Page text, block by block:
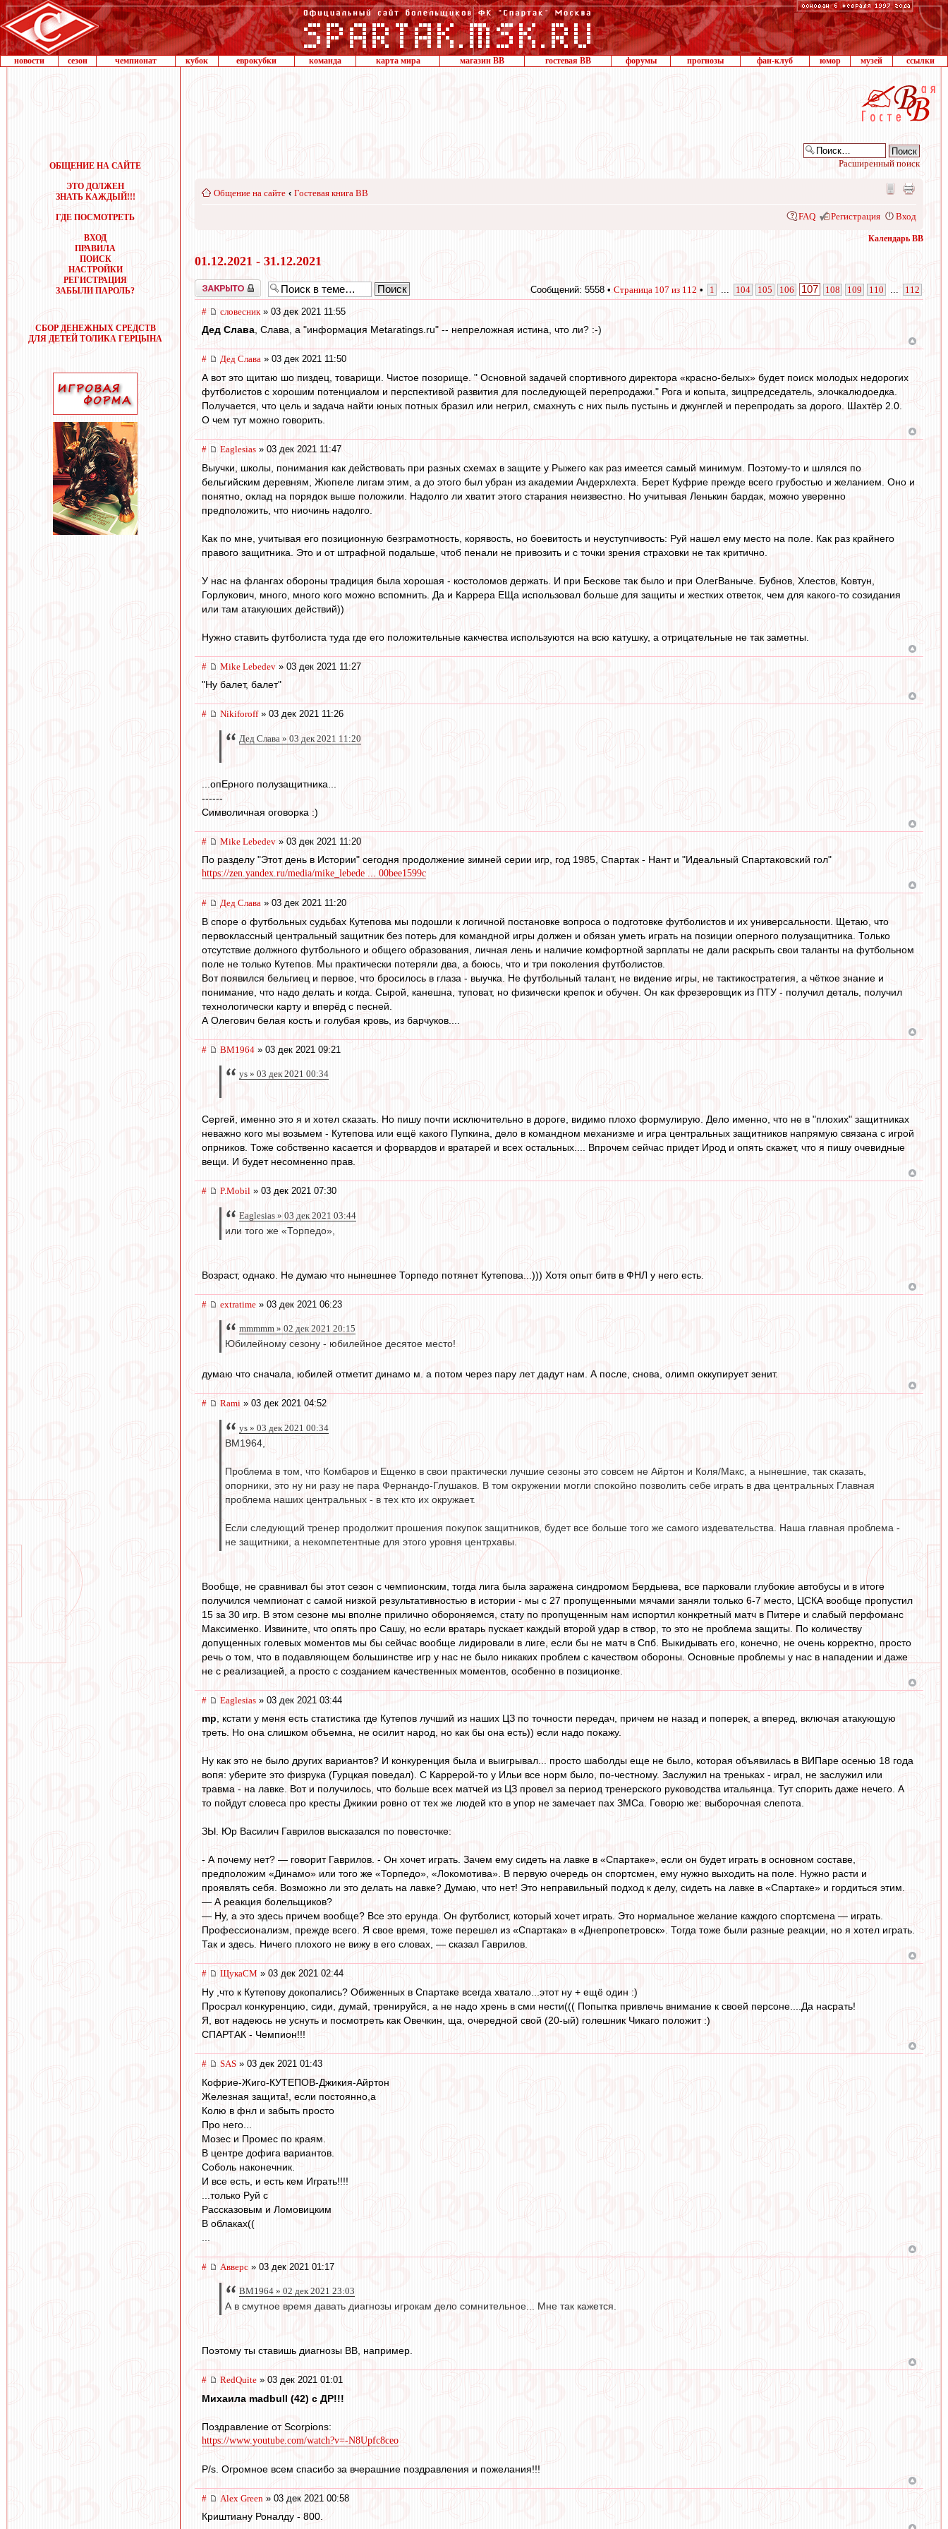
новости сезон чемпионат кубок еврокубки команда карта мира магазин ВВ гостевая ВВ форумы прогнозы фан-клуб юмор музей ссылки
ОБЩЕНИЕ НА САЙТЕ
ЭТО ДОЛЖЕН
ЗНАТЬ КАЖДЫЙ!!!
ГДЕ ПОСМОТРЕТЬ
ВХОД
ПРАВИЛА
ПОИСК
НАСТРОЙКИ
РЕГИСТРАЦИЯ
ЗАБЫЛИ ПАРОЛЬ?
СБОР ДЕНЕЖНЫХ СРЕДСТВ
ДЛЯ ДЕТЕЙ ТОЛИКА ГЕРЦЫНА
Расширенный поиск
Общение на сайте ‹ Гостевая книга ВВ
FAQ Регистрация Вход
Календарь ВВ
01.12.2021 - 31.12.2021
Закрыто Сообщений: 5558 • Страница 107 из 112 • 1 104 105 106 107 108 109 110 112
# словесник » 03 дек 2021 11:55
Дед Слава, Слава, а "информация Metaratings.ru" -- непреложная истина, что ли? :-)
# Дед Слава » 03 дек 2021 11:50
А вот это щитаю шо пиздец, товарищи. Чистое позорище. " Основной задачей спортивного директора «красно-белых» будет поиск молодых недорогих
футболистов с хорошим потенциалом и перспективой развития для последующей перепродажи." Рога и копыта, зицпредседатель, элочкалюдоедка.
Получается, что цель и задача найти юных потных бразил или негрил, смахнуть с них пыль пустынь и джунглей и перепродать за дорого. Шахтёр 2.0.
О чем тут можно говорить.
# Eaglesias » 03 дек 2021 11:47
Выучки, школы, понимания как действовать при разных схемах в защите у Рыжего как раз имеется самый минимум. Поэтому-то и шлялся по
бельгийским деревням, Жюпеле лигам этим, а до этого был убран из академии Андерхлехта. Берет Куфрие прежде всего грубостью и желанием. Оно и
понятно, оклад на порядок выше положили. Надолго ли хватит этого старания неизвестно. Но учитывая Ленькин бардак, можно уверенно
предположить, что ниочинь надолго.
Как по мне, учитывая его позиционную безграмотность, корявость, но боевитость и неуступчивость: Руй нашел ему место на поле. Как раз крайнего
правого защитника. Это и от штрафной подальше, чтоб пенали не привозить и с точки зрения страховки не так критично.
У нас на флангах обороны традиция была хорошая - костоломов держать. И при Бескове так было и при ОлегВаныче. Бубнов, Хлестов, Ковтун,
Горлукович, много, много кого можно вспомнить. Да и Каррера ЕЩа использовал больше для защиты и жестких ответок, чем для какого-то созидания
или там атакуюших действий))
Нужно ставить футболиста туда где его положительные какчества используются на всю катушку, а отрицательные не так заметны.
# Mike Lebedev » 03 дек 2021 11:27
"Ну балет, балет"
# Nikiforoff» 03 дек 2021 11:26
Дед Слава » 03 дек 2021 11:20
...опЕрного полузащитника...
------
Символичная оговорка :)
# Mike Lebedev » 03 дек 2021 11:20
По разделу "Этот день в Истории" сегодня продолжение зимней серии игр, год 1985, Спартак - Нант и "Идеальный Спартаковский гол"
https://zen.yandex.ru/media/mike_lebede ... 00bee1599c
# Дед Слава » 03 дек 2021 11:20
В споре о футбольных судьбах Кутепова мы подошли к логичной постановке вопроса о подготовке футболистов и их универсальности. Щетаю, что
первоклассный центральный защитник без потерь для командной игры должен и обязан уметь играть на позиции оперного полузащитника. Только
отсутствие должного футбольного и общего образования, личная лень и наличие комфортной зарплаты не дали раскрыть свои таланты на футбольном
поле не только Кутепов. Мы практически потеряли два, а боюсь, что и три поколения футболистов.
Вот появился бельгиец и первое, что бросилось в глаза - выучка. Не футбольный талант, не видение игры, не тактикостратегия, а чёткое знание и
понимание, что надо делать и когда. Сырой, канешна, туповат, но физически крепок и обучен. Он как фрезеровщик из ПТУ - получил деталь, получил
технологически карту и вперёд с песней.
А Олегович белая кость и голубая кровь, из барчуков....
# BM1964 » 03 дек 2021 09:21
ys » 03 дек 2021 00:34
Сергей, именно это я и хотел сказать. Но пишу почти исключительно в дороге, видимо плохо формулирую. Дело именно, что не в "плохих" защитниках
неважно кого мы возьмем - Кутепова или ещё какого Пупкина, дело в командном механизме и игра центральных защитников напрямую связана с игрой
опрников. Тоже собственно касается и форвардов и вратарей и всех остальных.... Впрочем сейчас придет Ирод и опять скажет, что я пишу очевидные
вещи. И будет несомненно прав.
# P.Mobil » 03 дек 2021 07:30
Eaglesias » 03 дек 2021 03:44
или того же «Торпедо»,
Возраст, однако. Не думаю что нынешнее Торпедо потянет Кутепова...))) Хотя опыт битв в ФНЛ у него есть.
# extratime » 03 дек 2021 06:23
mmmmm » 02 дек 2021 20:15
Юбилейному сезону - юбилейное десятое место!
думаю что сначала, юбилей отметит динамо м. а потом через пару лет дадут нам. А после, снова, олимп оккупирует зенит.
# Rami » 03 дек 2021 04:52
ys » 03 дек 2021 00:34
BM1964,
Проблема в том, что Комбаров и Ещенко в свои практически лучшие сезоны это совсем не Айртон и Коля/Макс, а нынешние, так сказать,
опорники, это ну ни разу не пара Фернандо-Глушаков. В том окружении могли спокойно позволить себе играть в два центральных Главная
проблема наших центральных - в тех кто их окружает.
Если следующий тренер продолжит прошения покупок защитников, будет все больше того же самого издевательства. Наша главная проблема -
не защитники, а некомпетентные для этого уровня центрхавы.
Вообще, не сравнивал бы этот сезон с чемпионским, тогда лига была заражена синдромом Бердыева, все парковали глубокие автобусы и в итоге
получился чемпионат с самой низкой результативностью в истории - мы с 27 пропущенными мячами заняли только 6-7 место, ЦСКА вообще пропустил
15 за 30 игр. В этом сезоне мы вполне прилично обороняемся, стату по пропущенным нам испортил конкретный матч в Питере и слабый перфоманс
Максименко. Извините, что опять про Сашу, но если вратарь пускает каждый второй удар в створ, то это не проблема защиты. По количеству
допущенных голевых моментов мы бы сейчас вообще лидировали в лиге, если бы не матч в Спб. Выкидывать его, конечно, не очень корректно, просто
речь о том, что в подавляющем большинстве игр у нас не было никаких проблем с качеством обороны. Основные проблемы у нас в нападении и даже
не с реализацией, а просто с созданием качественных моментов, особенно в позиционке.
# Eaglesias » 03 дек 2021 03:44
mp, кстати у меня есть статистика где Кутепов лучший из наших ЦЗ по точности передач, причем не назад и поперек, а вперед, включая атакующую
треть. Но она слишком объемна, не осилит народ, но как бы она есть)) если надо покажу.
Ну как это не было других вариантов? И конкуренция была и выигрывал... просто шаболды еще не было, которая объявилась в ВИПаре осенью 18 года
вопя: уберите это физрука (Гурцкая поведал). С Каррерой-то у Ильи все норм было, по-честному. Заслужил на треньках - играл, не заслужил или
травма - на лавке. Вот и получилось, что больше всех матчей из ЦЗ провел за период тренерского руководства итальянца. Тут спорить даже нечего. А
то пойдут словеса про кресты Джикии ровно от тех же людей кто в упор не замечает пах ЗМСа. Говорю же: выборочная слепота.
ЗЫ. Юр Василич Гаврилов высказался по повесточке:
- А почему нет? — говорит Гаврилов. - Он хочет играть. Зачем ему сидеть на лавке в «Спартаке», если он будет играть в основном составе,
предположим «Динамо» или того же «Торпедо», «Локомотива». В первую очередь он спортсмен, ему нужно выходить на поле. Нужно расти и
проявлять себя. Возможно ли это делать на лавке? Думаю, что нет! Это неправильный подход к делу, сидеть на лавке в «Спартаке» и гордиться этим.
— А реакция болельщиков?
— Ну, а это здесь причем вообще? Все это ерунда. Он футболист, который хочет играть. Это нормальное желание каждого спортсмена — играть.
Профессионализм, прежде всего. Я свое время, тоже перешел из «Спартака» в «Днепропетровск». Тогда тоже были разные реакции, но я хотел играть.
Так и здесь. Ничего плохого не вижу в его словах, — сказал Гаврилов.
# ЩукаСМ » 03 дек 2021 02:44
Ну ,что к Кутепову докопались? Обиженных в Спартаке всегда хватало...этот ну + ещё один :)
Просрал конкуренцию, сиди, думай, тренируйся, а не надо хрень в сми нести((( Попытка привлечь внимание к своей персоне....Да насрать!
Я, вот надеюсь не уснуть и посмотреть как Овечкин, ща, очередной свой (20-ый) голешник Чикаго положит :)
СПАРТАК - Чемпион!!!
# SAS » 03 дек 2021 01:43
Кофрие-Жиго-КУТЕПОВ-Джикия-Айртон
Железная защита!, если постоянно,а
Колю в фнл и забыть просто
Про него...
Мозес и Промес по краям.
В центре дофига вариантов.
Соболь наконечник.
И все есть, и есть кем Играть!!!!
...только Руй с
Рассказовым и Ломовицким
В облаках((
# Авверс » 03 дек 2021 01:17
BM1964 » 02 дек 2021 23:03
А в смутное время давать диагнозы игрокам дело сомнительное... Мне так кажется.
Поэтому ты ставишь диагнозы ВВ, например.
# RedQuite » 03 дек 2021 01:01
Михаила madbull (42) с ДР!!!
Поздравление от Scorpions:
https://www.youtube.com/watch?v=-N8Upfc8ceo
P/s. Огромное всем спасибо за вчерашние поздравления и пожелания!!!
# Alex Green » 03 дек 2021 00:58
Криштиану Роналду - 800.